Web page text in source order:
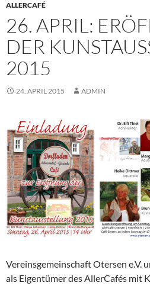
ALLERCAFÉ
26. APRIL:
DER
2015
24. APRIL 2015 ADMIN
Vereinsgemeinschaft Otersen e.V.
als Eigentümer des AllerCafés mit